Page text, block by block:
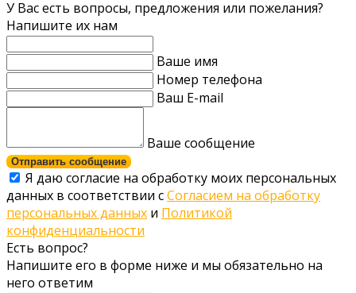
У Вас есть вопросы, предложения или пожелания?
Напишите их нам
Ваше имя
Номер телефона
Ваш E-mail
Ваше сообщение
Отправить сообщение
Я даю согласие на обработку моих персональных
данных в соответствии сСогласием на обработку
персональных данных и Политикой
конфиденциальности
Есть вопрос?
Напишите его в форме ниже и мы обязательно на
него ответим